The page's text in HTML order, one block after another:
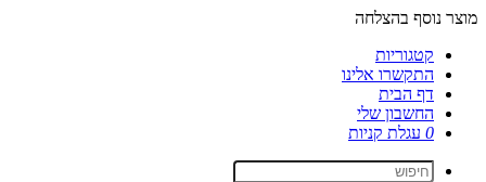
מוצר נוסף בהצלחה
קטגוריות
התקשרו אלינו
דף הבית
החשבון שלי
0 עגלת קניות